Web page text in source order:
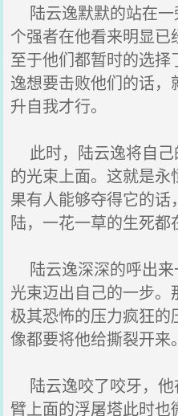
陆云逸默默的站在一
个强者在他看来明显
至于他们都暂时的选
逸想要击败他们的话
升自我才行。
此时，陆云逸将自己
的光束上面。这就是
果有人能够夺得它的
陆，一花一草的生死都
陆云逸深深的呼出来
光束迈出自己的一步。
极其恐怖的压力疯狂
像都要将他给撕裂开来。
陆云逸咬了咬牙，他
臂上面的浮屠塔此时